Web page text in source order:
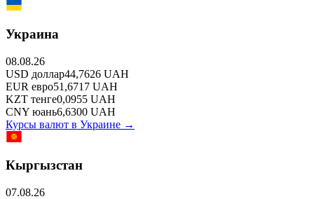
Украина
08.08.26
USD доллар44,7626 UAH
EUR евро51,6717 UAH
KZT тенге0,0955 UAH
CNY юань6,6300 UAH
Курсы валют в Украине →
Кыргызстан
07.08.26